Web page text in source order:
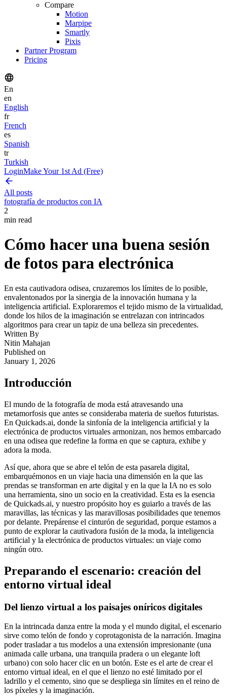
Compare
Motion
Marpipe
Smartly
Pixis
Partner Program
Pricing
En
en
English
fr
French
es
Spanish
tr
Turkish
LoginMake Your 1st Ad (Free)
All posts
fotografía de productos con IA
2
min read
Cómo hacer una buena sesión
de fotos para electrónica ‍
En esta cautivadora odisea, cruzaremos los límites de lo posible,
envalentonados por la sinergia de la innovación humana y la
inteligencia artificial. Exploraremos el tejido mismo de la virtualidad,
donde los hilos de la imaginación se entrelazan con intrincados
algoritmos para crear un tapiz de una belleza sin precedentes.
Written By
Nitin Mahajan
Published on
January 1, 2026
Introducción
El mundo de la fotografía de moda está atravesando una
metamorfosis que antes se consideraba materia de sueños futuristas.
En Quickads.ai, donde la sinfonía de la inteligencia artificial y la
electrónica de productos virtuales armonizan, nos hemos embarcado
en una odisea que redefine la forma en que se captura, exhibe y
adora la moda.
Así que, ahora que se abre el telón de esta pasarela digital,
embarquémonos en un viaje hacia una dimensión en la que las
prendas se transforman en arte digital y en la que la IA no es solo
una herramienta, sino un socio en la creatividad. Esta es la esencia
de Quickads.ai, y nuestro propósito hoy es guiarlo a través de las
maravillas, las técnicas y las maravillosas posibilidades que tenemos
por delante. Prepárense el cinturón de seguridad, porque estamos a
punto de explorar la cautivadora fusión de la moda, la inteligencia
artificial y la electrónica de productos virtuales: un viaje como
ningún otro.
Preparando el escenario: creación del
entorno virtual ideal
Del lienzo virtual a los paisajes oníricos digitales
En la intrincada danza entre la moda y el mundo digital, el escenario
sirve como telón de fondo y coprotagonista de la narración. Imagina
poder trasladar a tus modelos a una extensión impresionante (una
animada calle urbana, una tranquila pradera o un elegante loft
urbano) con solo hacer clic en un botón. Este es el arte de crear el
entorno virtual ideal, en el que el lienzo no esté limitado por el
ladrillo y el cemento, sino que se despliega sin límites en el reino de
los píxeles y la imaginación.